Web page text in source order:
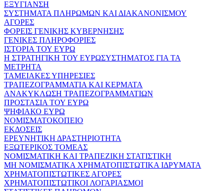
ΕΞΥΓΙΑΝΣΗ
ΣΥΣΤΗΜΑΤΑ ΠΛΗΡΩΜΩΝ ΚΑΙ ΔΙΑΚΑΝΟΝΙΣΜΟΥ
ΑΓΟΡΕΣ
ΦΟΡΕΙΣ ΓΕΝΙΚΗΣ ΚΥΒΕΡΝΗΣΗΣ
ΓΕΝΙΚΕΣ ΠΛΗΡΟΦΟΡΙΕΣ
ΙΣΤΟΡΙΑ ΤΟΥ ΕΥΡΩ
Η ΣΤΡΑΤΗΓΙΚΗ ΤΟΥ ΕΥΡΩΣΥΣΤΗΜΑΤΟΣ ΓΙΑ ΤΑ
ΜΕΤΡΗΤΑ
ΤΑΜΕΙΑΚΕΣ ΥΠΗΡΕΣΙΕΣ
ΤΡΑΠΕΖΟΓΡΑΜΜΑΤΙΑ ΚΑΙ ΚΕΡΜΑΤΑ
ΑΝΑΚΥΚΛΩΣΗ ΤΡΑΠΕΖΟΓΡΑΜΜΑΤΙΩΝ
ΠΡΟΣΤΑΣΙΑ ΤΟΥ ΕΥΡΩ
ΨΗΦΙΑΚΟ ΕΥΡΩ
ΝΟΜΙΣΜΑΤΟΚΟΠΕΙΟ
ΕΚΔΟΣΕΙΣ
ΕΡΕΥΝΗΤΙΚΗ ΔΡΑΣΤΗΡΙΟΤΗΤΑ
ΕΞΩΤΕΡΙΚΟΣ ΤΟΜΕΑΣ
ΝΟΜΙΣΜΑΤΙΚΗ ΚΑΙ ΤΡΑΠΕΖΙΚΗ ΣΤΑΤΙΣΤΙΚΗ
ΜΗ ΝΟΜΙΣΜΑΤΙΚΑ ΧΡΗΜΑΤΟΠΙΣΤΩΤΙΚΑ ΙΔΡΥΜΑΤΑ
ΧΡΗΜΑΤΟΠΙΣΤΩΤΙΚΕΣ ΑΓΟΡΕΣ
ΧΡΗΜΑΤΟΠΙΣΤΩΤΙΚΟΙ ΛΟΓΑΡΙΑΣΜΟΙ